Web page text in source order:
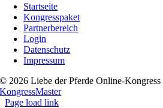
Startseite
Kongresspaket
Partnerbereich
Login
Datenschutz
Impressum
© 2026 Liebe der Pferde Online-Kongress
KongressMaster
Page load link